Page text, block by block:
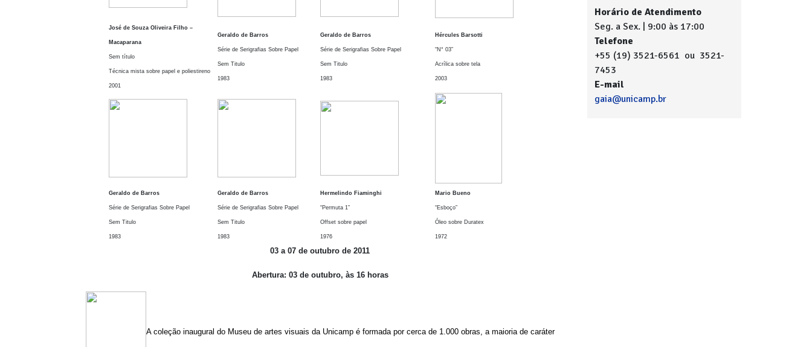
José de Souza Oliveira Filho –
Macaparana
Sem título
Técnica mista sobre papel e poliestireno
2001
Geraldo de Barros
Série de Serigrafias Sobre Papel
Sem Titulo
1983
Geraldo de Barros
Série de Serigrafias Sobre Papel
Sem Titulo
1983
Hércules Barsotti
“N° 03”
Acrílica sobre tela
2003
Geraldo de Barros
Série de Serigrafias Sobre Papel
Sem Titulo
1983
Geraldo de Barros
Série de Serigrafias Sobre Papel
Sem Titulo
1983
Hermelindo Fiaminghi
“Permuta 1”
Offset sobre papel
1976
Mario Bueno
“Esboço”
Óleo sobre Duratex
1972
03 a 07 de outubro de 2011
Abertura: 03 de outubro, às 16 horas
A coleção inaugural do Museu de artes visuais da Unicamp é formada por cerca de 1.000 obras, a maioria de caráter
Horário de Atendimento
Seg. a Sex. | 9:00 às 17:00
Telefone
+55 (19) 3521-6561 ou 3521-
7453
E-mail
gaia@unicamp.br